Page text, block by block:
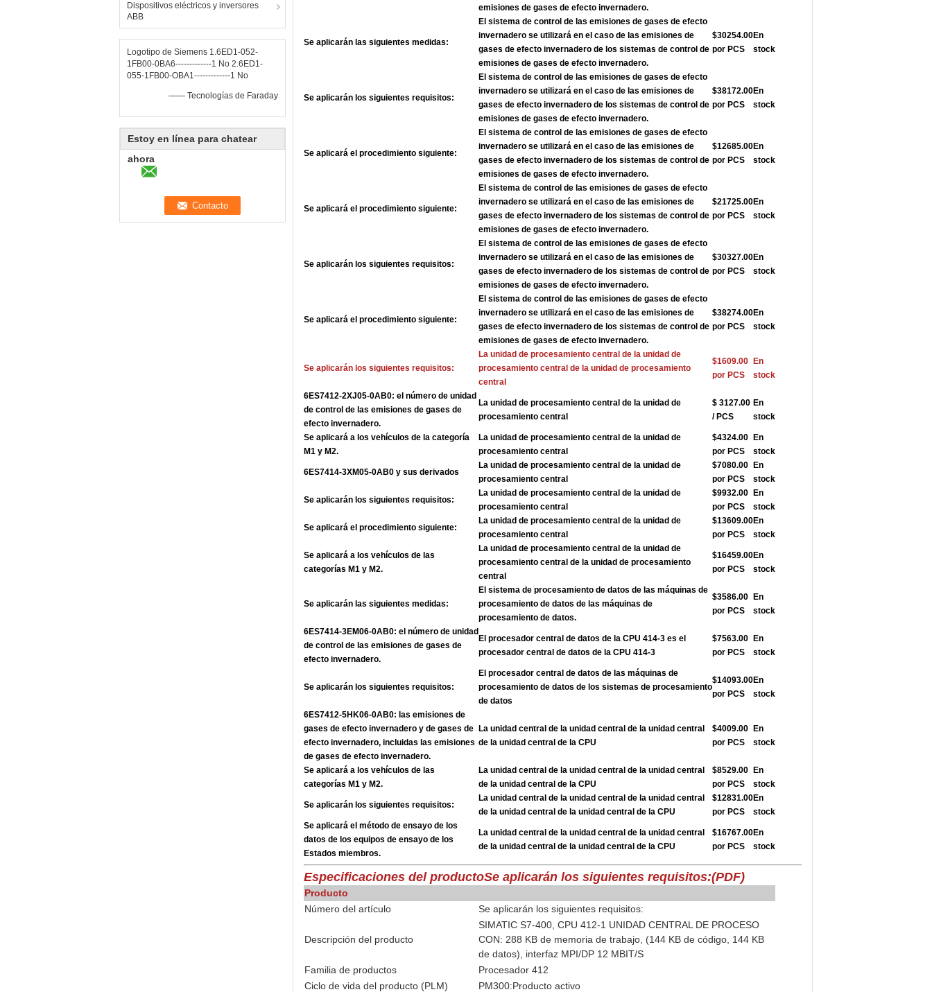
Dispositivos eléctricos y inversores
ABB
Logotipo de Siemens 1.6ED1-052-
1FB00-0BA6-------------1 No 2.6ED1-
055-1FB00-OBA1-------------1 No
—— Tecnologías de Faraday
Estoy en línea para chatear
ahora
emisiones de gases de efecto invernadero.
Se aplicarán las siguientes medidas:
El sistema de control de las emisiones de gases de efecto
invernadero se utilizará en el caso de las emisiones de
gases de efecto invernadero de los sistemas de control de
emisiones de gases de efecto invernadero.
$30254.00
por PCS
En
stock
Se aplicarán los siguientes requisitos:
El sistema de control de las emisiones de gases de efecto
invernadero se utilizará en el caso de las emisiones de
gases de efecto invernadero de los sistemas de control de
emisiones de gases de efecto invernadero.
$38172.00
por PCS
En
stock
Se aplicará el procedimiento siguiente:
El sistema de control de las emisiones de gases de efecto
invernadero se utilizará en el caso de las emisiones de
gases de efecto invernadero de los sistemas de control de
emisiones de gases de efecto invernadero.
$12685.00
por PCS
En
stock
Se aplicará el procedimiento siguiente:
El sistema de control de las emisiones de gases de efecto
invernadero se utilizará en el caso de las emisiones de
gases de efecto invernadero de los sistemas de control de
emisiones de gases de efecto invernadero.
$21725.00
por PCS
En
stock
Se aplicarán los siguientes requisitos:
El sistema de control de las emisiones de gases de efecto
invernadero se utilizará en el caso de las emisiones de
gases de efecto invernadero de los sistemas de control de
emisiones de gases de efecto invernadero.
$30327.00
por PCS
En
stock
Se aplicará el procedimiento siguiente:
El sistema de control de las emisiones de gases de efecto
invernadero se utilizará en el caso de las emisiones de
gases de efecto invernadero de los sistemas de control de
emisiones de gases de efecto invernadero.
$38274.00
por PCS
En
stock
Se aplicarán los siguientes requisitos:
La unidad de procesamiento central de la unidad de
procesamiento central de la unidad de procesamiento
central
$1609.00
por PCS
En
stock
6ES7412-2XJ05-0AB0: el número de unidad
de control de las emisiones de gases de
efecto invernadero.
La unidad de procesamiento central de la unidad de
procesamiento central
$ 3127.00
/ PCS
En
stock
Se aplicará a los vehículos de la categoría
M1 y M2.
La unidad de procesamiento central de la unidad de
procesamiento central
$4324.00
por PCS
En
stock
6ES7414-3XM05-0AB0 y sus derivados
La unidad de procesamiento central de la unidad de
procesamiento central
$7080.00
por PCS
En
stock
Se aplicarán los siguientes requisitos:
La unidad de procesamiento central de la unidad de
procesamiento central
$9932.00
por PCS
En
stock
Se aplicará el procedimiento siguiente:
La unidad de procesamiento central de la unidad de
procesamiento central
$13609.00
por PCS
En
stock
Se aplicará a los vehículos de las
categorías M1 y M2.
La unidad de procesamiento central de la unidad de
procesamiento central de la unidad de procesamiento
central
$16459.00
por PCS
En
stock
Se aplicarán las siguientes medidas:
El sistema de procesamiento de datos de las máquinas de
procesamiento de datos de las máquinas de
procesamiento de datos.
$3586.00
por PCS
En
stock
6ES7414-3EM06-0AB0: el número de unidad
de control de las emisiones de gases de
efecto invernadero.
El procesador central de datos de la CPU 414-3 es el
procesador central de datos de la CPU 414-3
$7563.00
por PCS
En
stock
Se aplicarán los siguientes requisitos:
El procesador central de datos de las máquinas de
procesamiento de datos de los sistemas de procesamiento
de datos
$14093.00
por PCS
En
stock
6ES7412-5HK06-0AB0: las emisiones de
gases de efecto invernadero y de gases de
efecto invernadero, incluidas las emisiones
de gases de efecto invernadero.
La unidad central de la unidad central de la unidad central
de la unidad central de la CPU
$4009.00
por PCS
En
stock
Se aplicará a los vehículos de las
categorías M1 y M2.
La unidad central de la unidad central de la unidad central
de la unidad central de la CPU
$8529.00
por PCS
En
stock
Se aplicarán los siguientes requisitos:
La unidad central de la unidad central de la unidad central
de la unidad central de la unidad central de la CPU
$12831.00
por PCS
En
stock
Se aplicará el método de ensayo de los
datos de los equipos de ensayo de los
Estados miembros.
La unidad central de la unidad central de la unidad central
de la unidad central de la unidad central de la CPU
$16767.00
por PCS
En
stock
Especificaciones del productoSe aplicarán los siguientes requisitos:(PDF)
Producto
Número del artículo
Se aplicarán los siguientes requisitos:
Descripción del producto
SIMATIC S7-400, CPU 412-1 UNIDAD CENTRAL DE PROCESO
CON: 288 KB de memoria de trabajo, (144 KB de código, 144 KB
de datos), interfaz MPI/DP 12 MBIT/S
Familia de productos
Procesador 412
Ciclo de vida del producto (PLM)
PM300:Producto activo